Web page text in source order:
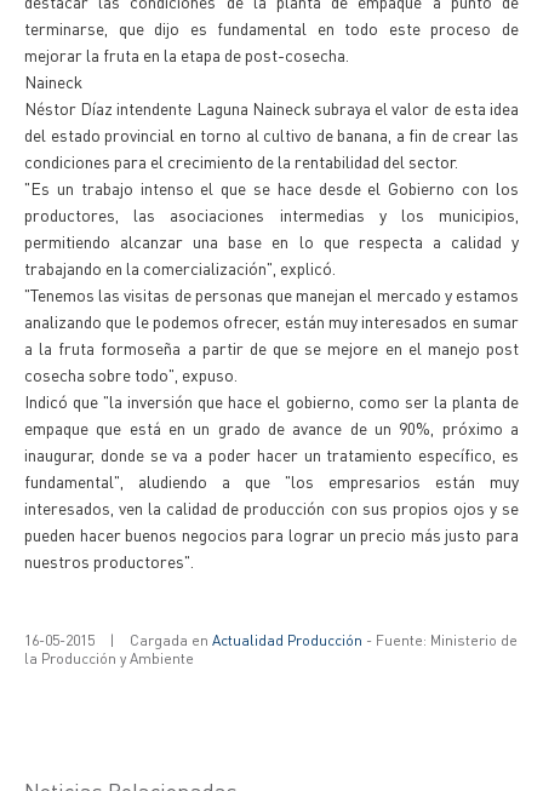
terminarse, que dijo es fundamental en todo este proceso de
mejorar la fruta en la etapa de post-cosecha.
Naineck
Néstor Díaz intendente Laguna Naineck subraya el valor de esta idea
del estado provincial en torno al cultivo de banana, a fin de crear las
condiciones para el crecimiento de la rentabilidad del sector.
"Es un trabajo intenso el que se hace desde el Gobierno con los
productores, las asociaciones intermedias y los municipios,
permitiendo alcanzar una base en lo que respecta a calidad y
trabajando en la comercialización", explicó.
"Tenemos las visitas de personas que manejan el mercado y estamos
analizando que le podemos ofrecer, están muy interesados en sumar
a la fruta formoseña a partir de que se mejore en el manejo post
cosecha sobre todo", expuso.
Indicó que "la inversión que hace el gobierno, como ser la planta de
empaque que está en un grado de avance de un 90%, próximo a
inaugurar, donde se va a poder hacer un tratamiento específico, es
fundamental", aludiendo a que "los empresarios están muy
interesados, ven la calidad de producción con sus propios ojos y se
pueden hacer buenos negocios para lograr un precio más justo para
nuestros productores".
16-05-2015 | Cargada en Actualidad Producción - Fuente: Ministerio de
la Producción y Ambiente